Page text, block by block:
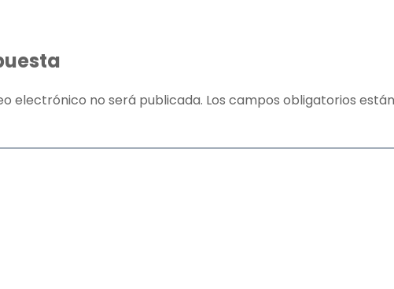
electrónico no será publicada. Los campos obligatorios